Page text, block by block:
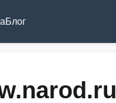
Блог